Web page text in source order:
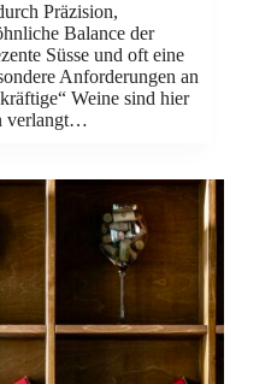
Präzision,
Balance der
Süsse und oft eine
Anforderungen an
Weine sind hier
verlangt…